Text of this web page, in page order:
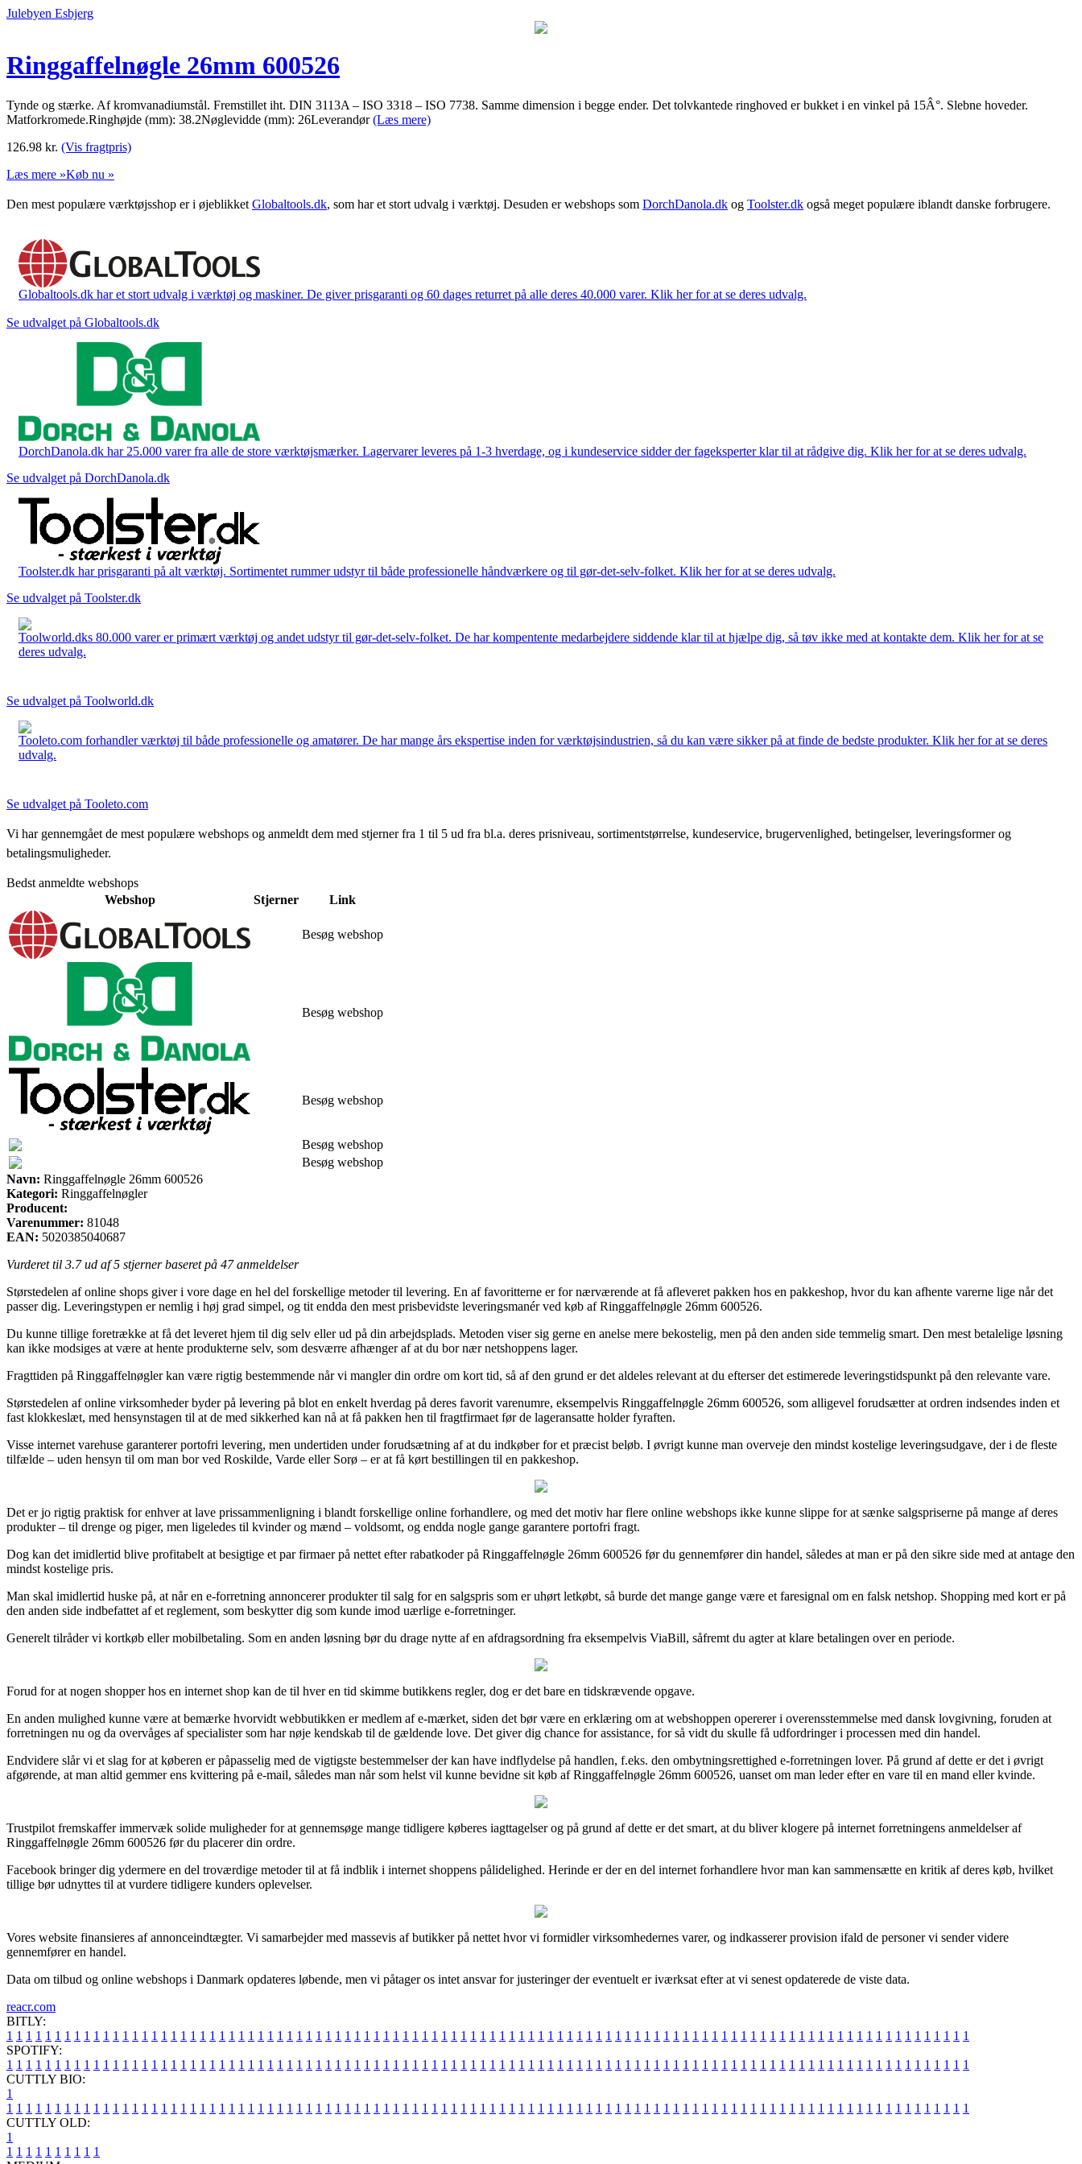
Julebyen Esbjerg
Ringgaffelnøgle 26mm 600526
Tynde og stærke. Af kromvanadiumstål. Fremstillet iht. DIN 3113A – ISO 3318 – ISO 7738. Samme dimension i begge ender. Det tolvkantede ringhoved er bukket i en vinkel på 15Â°. Slebne hoveder.
Matforkromede.Ringhøjde (mm): 38.2Nøglevidde (mm): 26Leverandør(Læs mere)
126.98 kr. (Vis fragtpris)
Læs mere »Køb nu »
Den mest populære værktøjsshop er i øjeblikket Globaltools.dk, som har et stort udvalg i værktøj. Desuden er webshops som DorchDanola.dk og Toolster.dk også meget populære iblandt danske forbrugere.
Globaltools.dk har et stort udvalg i værktøj og maskiner. De giver prisgaranti og 60 dages returret på alle deres 40.000 varer. Klik her for at se deres udvalg.
Se udvalget på Globaltools.dk
DorchDanola.dk har 25.000 varer fra alle de store værktøjsmærker. Lagervarer leveres på 1-3 hverdage, og i kundeservice sidder der fageksperter klar til at rådgive dig. Klik her for at se deres udvalg.
Se udvalget på DorchDanola.dk
Toolster.dk har prisgaranti på alt værktøj. Sortimentet rummer udstyr til både professionelle håndværkere og til gør-det-selv-folket. Klik her for at se deres udvalg.
Se udvalget på Toolster.dk
Toolworld.dks 80.000 varer er primært værktøj og andet udstyr til gør-det-selv-folket. De har kompentente medarbejdere siddende klar til at hjælpe dig, så tøv ikke med at kontakte dem. Klik her for at se
deres udvalg.
Se udvalget på Toolworld.dk
Tooleto.com forhandler værktøj til både professionelle og amatører. De har mange års ekspertise inden for værktøjsindustrien, så du kan være sikker på at finde de bedste produkter. Klik her for at se deres
udvalg.
Se udvalget på Tooleto.com
Vi har gennemgået de mest populære webshops og anmeldt dem med stjerner fra 1 til 5 ud fra bl.a. deres prisniveau, sortimentstørrelse, kundeservice, brugervenlighed, betingelser, leveringsformer og
betalingsmuligheder.
Bedst anmeldte webshops
Webshop
Stjerner Link
Besøg webshop
Besøg webshop
Besøg webshop
Besøg webshop
Besøg webshop
Navn: Ringgaffelnøgle 26mm 600526
Kategori: Ringgaffelnøgler
Producent:
Varenummer: 81048
EAN: 5020385040687
Vurderet til 3.7ud af 5 stjerner baseret på 47anmeldelser
Størstedelen af online shops giver i vore dage en hel del forskellige metoder til levering. En af favoritterne er for nærværende at få afleveret pakken hos en pakkeshop, hvor du kan afhente varerne lige når det
passer dig. Leveringstypen er nemlig i høj grad simpel, og tit endda den mest prisbevidste leveringsmanér ved køb af Ringgaffelnøgle 26mm 600526.
Du kunne tillige foretrække at få det leveret hjem til dig selv eller ud på din arbejdsplads. Metoden viser sig gerne en anelse mere bekostelig, men på den anden side temmelig smart. Den mest betalelige løsning
kan ikke modsiges at være at hente produkterne selv, som desværre afhænger af at du bor nær netshoppens lager.
Fragttiden på Ringgaffelnøgler kan være rigtig bestemmende når vi mangler din ordre om kort tid, så af den grund er det aldeles relevant at du efterser det estimerede leveringstidspunkt på den relevante vare.
Størstedelen af online virksomheder byder på levering på blot en enkelt hverdag på deres favorit varenumre, eksempelvis Ringgaffelnøgle 26mm 600526, som alligevel forudsætter at ordren indsendes inden et
fast klokkeslæt, med hensynstagen til at de med sikkerhed kan nå at få pakken hen til fragtfirmaet før de lageransatte holder fyraften.
Visse internet varehuse garanterer portofri levering, men undertiden under forudsætning af at du indkøber for et præcist beløb. I øvrigt kunne man overveje den mindst kostelige leveringsudgave, der i de fleste
tilfælde – uden hensyn til om man bor ved Roskilde, Varde eller Sorø – er at få kørt bestillingen til en pakkeshop.
Det er jo rigtig praktisk for enhver at lave prissammenligning i blandt forskellige online forhandlere, og med det motiv har flere online webshops ikke kunne slippe for at sænke salgspriserne på mange af deres
produkter – til drenge og piger, men ligeledes til kvinder og mænd – voldsomt, og endda nogle gange garantere portofri fragt.
Dog kan det imidlertid blive profitabelt at besigtige et par firmaer på nettet efter rabatkoder på Ringgaffelnøgle 26mm 600526 før du gennemfører din handel, således at man er på den sikre side med at antage den
mindst kostelige pris.
Man skal imidlertid huske på, at når en e-forretning annoncerer produkter til salg for en salgspris som er uhørt letkøbt, så burde det mange gange være et faresignal om en falsk netshop. Shopping med kort er på
den anden side indbefattet af et reglement, som beskytter dig som kunde imod uærlige e-forretninger.
Generelt tilråder vi kortkøb eller mobilbetaling. Som en anden løsning bør du drage nytte af en afdragsordning fra eksempelvis ViaBill, såfremt du agter at klare betalingen over en periode.
Forud for at nogen shopper hos en internet shop kan de til hver en tid skimme butikkens regler, dog er det bare en tidskrævende opgave.
En anden mulighed kunne være at bemærke hvorvidt webbutikken er medlem af e-mærket, siden det bør være en erklæring om at webshoppen opererer i overensstemmelse med dansk lovgivning, foruden at
forretningen nu og da overvåges af specialister som har nøje kendskab til de gældende love. Det giver dig chance for assistance, for så vidt du skulle få udfordringer i processen med din handel.
Endvidere slår vi et slag for at køberen er påpasselig med de vigtigste bestemmelser der kan have indflydelse på handlen, f.eks. den ombytningsrettighed e-forretningen lover. På grund af dette er det i øvrigt
afgørende, at man altid gemmer ens kvittering på e-mail, således man når som helst vil kunne bevidne sit køb af Ringgaffelnøgle 26mm 600526, uanset om man leder efter en vare til en mand eller kvinde.
Trustpilot fremskaffer immervæk solide muligheder for at gennemsøge mange tidligere køberes iagttagelser og på grund af dette er det smart, at du bliver klogere på internet forretningens anmeldelser af
Ringgaffelnøgle 26mm 600526 før du placerer din ordre.
Facebook bringer dig ydermere en del troværdige metoder til at få indblik i internet shoppens pålidelighed. Herinde er der en del internet forhandlere hvor man kan sammensætte en kritik af deres køb, hvilket
tillige bør udnyttes til at vurdere tidligere kunders oplevelser.
Vores website finansieres af annonceindtægter. Vi samarbejder med massevis af butikker på nettet hvor vi formidler virksomhedernes varer, og indkasserer provision ifald de personer vi sender videre
gennemfører en handel.
Data om tilbud og online webshops i Danmark opdateres løbende, men vi påtager os intet ansvar for justeringer der eventuelt er iværksat efter at vi senest opdaterede de viste data.
reacr.com
BITLY:
1 1 1 1 1 1 1 1 1 1 1 1 1 1 1 1 1 1 1 1 1 1 1 1 1 1 1 1 1 1 1 1 1 1 1 1 1 1 1 1 1 1 1 1 1 1 1 1 1 1 1 1 1 1 1 1 1 1 1 1 1 1 1 1 1 1 1 1 1 1 1 1 1 1 1 1 1 1 1 1 1 1 1 1 1 1 1 1 1 1 1 1 1 1 1 1 1 1 1 1
SPOTIFY:
1 1 1 1 1 1 1 1 1 1 1 1 1 1 1 1 1 1 1 1 1 1 1 1 1 1 1 1 1 1 1 1 1 1 1 1 1 1 1 1 1 1 1 1 1 1 1 1 1 1 1 1 1 1 1 1 1 1 1 1 1 1 1 1 1 1 1 1 1 1 1 1 1 1 1 1 1 1 1 1 1 1 1 1 1 1 1 1 1 1 1 1 1 1 1 1 1 1 1 1
CUTTLY BIO:
1
1 1 1 1 1 1 1 1 1 1 1 1 1 1 1 1 1 1 1 1 1 1 1 1 1 1 1 1 1 1 1 1 1 1 1 1 1 1 1 1 1 1 1 1 1 1 1 1 1 1 1 1 1 1 1 1 1 1 1 1 1 1 1 1 1 1 1 1 1 1 1 1 1 1 1 1 1 1 1 1 1 1 1 1 1 1 1 1 1 1 1 1 1 1 1 1 1 1 1 1
CUTTLY OLD:
1
1 1 1 1 1 1 1 1 1 1